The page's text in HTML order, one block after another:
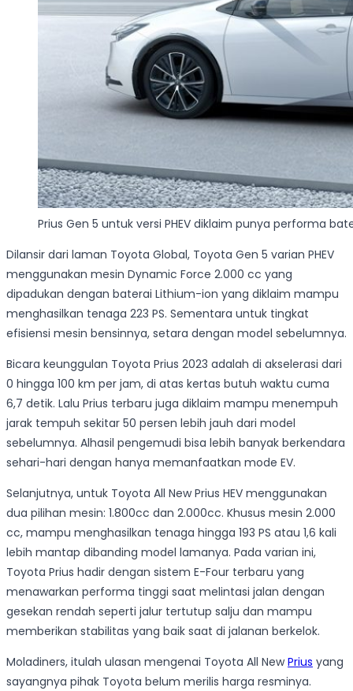
Prius Gen 5 untuk versi PHEV diklaim punya performa
Dilansir dari laman Toyota Global, Toyota Gen 5 varian PHEV
menggunakan mesin Dynamic Force 2.000 cc yang
dipadukan dengan baterai Lithium-ion yang diklaim mampu
menghasilkan tenaga 223 PS. Sementara untuk tingkat
efisiensi mesin bensinnya, setara dengan model sebelumnya.
Bicara keunggulan Toyota Prius 2023 adalah di akselerasi dari
0 hingga 100 km per jam, di atas kertas butuh waktu cuma
6,7 detik. Lalu Prius terbaru juga diklaim mampu menempuh
jarak tempuh sekitar 50 persen lebih jauh dari model
sebelumnya. Alhasil pengemudi bisa lebih banyak berkendara
sehari-hari dengan hanya memanfaatkan mode EV.
Selanjutnya, untuk Toyota All New Prius HEV menggunakan
dua pilihan mesin: 1.800cc dan 2.000cc. Khusus mesin 2.000
cc, mampu menghasilkan tenaga hingga 193 PS atau 1,6 kali
lebih mantap dibanding model lamanya. Pada varian ini,
Toyota Prius hadir dengan sistem E-Four terbaru yang
menawarkan performa tinggi saat melintasi jalan dengan
gesekan rendah seperti jalur tertutup salju dan mampu
memberikan stabilitas yang baik saat di jalanan berkelok.
Moladiners, itulah ulasan mengenai Toyota All NewPrius yang
sayangnya pihak Toyota belum merilis harga resminya.